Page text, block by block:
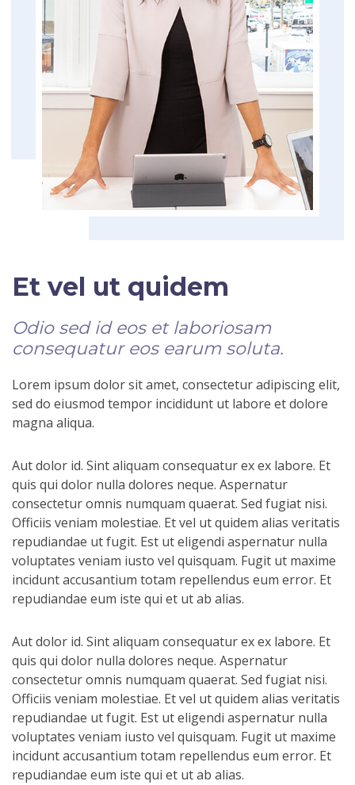
Et vel ut quidem
Odio sed id eos et laboriosam
consequatur eos earum soluta.
Lorem ipsum dolor sit amet, consectetur adipiscing elit,
sed do eiusmod tempor incididunt ut labore et dolore
magna aliqua.
Aut dolor id. Sint aliquam consequatur ex ex labore. Et
quis qui dolor nulla dolores neque. Aspernatur
consectetur omnis numquam quaerat. Sed fugiat nisi.
Officiis veniam molestiae. Et vel ut quidem alias veritatis
repudiandae ut fugit. Est ut eligendi aspernatur nulla
voluptates veniam iusto vel quisquam. Fugit ut maxime
incidunt accusantium totam repellendus eum error. Et
repudiandae eum iste qui et ut ab alias.
Aut dolor id. Sint aliquam consequatur ex ex labore. Et
quis qui dolor nulla dolores neque. Aspernatur
consectetur omnis numquam quaerat. Sed fugiat nisi.
Officiis veniam molestiae. Et vel ut quidem alias veritatis
repudiandae ut fugit. Est ut eligendi aspernatur nulla
voluptates veniam iusto vel quisquam. Fugit ut maxime
incidunt accusantium totam repellendus eum error. Et
repudiandae eum iste qui et ut ab alias.